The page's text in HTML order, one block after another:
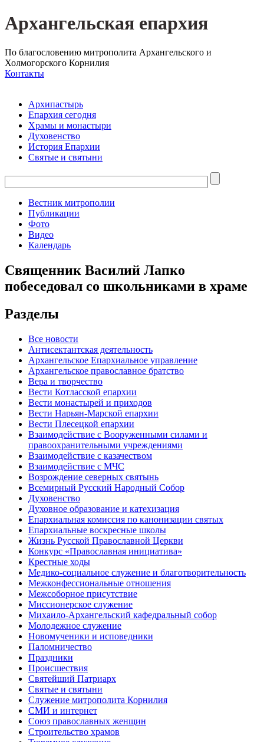
Архангельская епархия
По благословению митрополита Архангельского и
Холмогорского Корнилия
Контакты
Архипастырь
Епархия сегодня
Храмы и монастыри
Духовенство
История Епархии
Святые и святыни
Вестник митрополии
Публикации
Фото
Видео
Календарь
Священник Василий Лапко
побеседовал со школьниками в храме
Разделы
Все новости
Антисектантская деятельность
Архангельское Епархиальное управление
Архангельское православное братство
Вера и творчество
Вести Котласской епархии
Вести монастырей и приходов
Вести Нарьян-Марской епархии
Вести Плесецкой епархии
Взаимодействие с Вооруженными силами и
правоохранительными учреждениями
Взаимодействие с казачеством
Взаимодействие с МЧС
Возрождение северных святынь
Всемирный Русский Народный Собор
Духовенство
Духовное образование и катехизация
Епархиальная комиссия по канонизации святых
Епархиальные воскресные школы
Жизнь Русской Православной Церкви
Конкурс «Православная инициатива»
Крестные ходы
Медико-социальное служение и благотворительность
Межконфессиональные отношения
Межсоборное присутствие
Миссионерское служение
Михаило-Архангельский кафедральный собор
Молодежное служение
Новомученики и исповедники
Паломничество
Праздники
Происшествия
Святейший Патриарх
Святые и святыни
Служение митрополита Корнилия
СМИ и интернет
Союз православных женщин
Строительство храмов